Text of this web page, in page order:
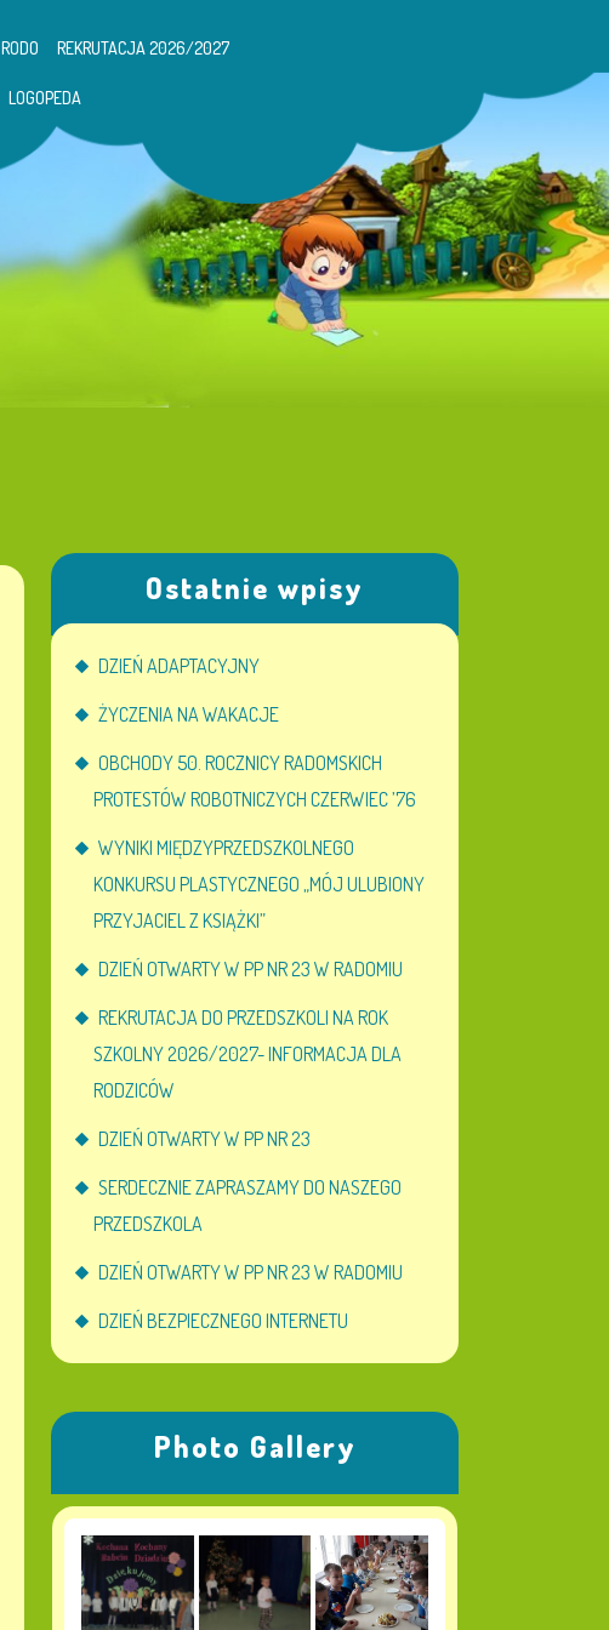
RODO REKRUTACJA 2026/2027
LOGOPEDA
Ostatnie wpisy
DZIEŃ ADAPTACYJNY
ŻYCZENIA NA WAKACJE
OBCHODY 50. ROCZNICY RADOMSKICH
PROTESTÓW ROBOTNICZYCH CZERWIEC ’76
WYNIKI MIĘDZYPRZEDSZKOLNEGO
KONKURSU PLASTYCZNEGO „MÓJ ULUBIONY
PRZYJACIEL Z KSIĄŻKI”
DZIEŃ OTWARTY W PP NR 23 W RADOMIU
REKRUTACJA DO PRZEDSZKOLI NA ROK
SZKOLNY 2026/2027- INFORMACJA DLA
RODZICÓW
DZIEŃ OTWARTY W PP NR 23
SERDECZNIE ZAPRASZAMY DO NASZEGO
PRZEDSZKOLA
DZIEŃ OTWARTY W PP NR 23 W RADOMIU
DZIEŃ BEZPIECZNEGO INTERNETU
Photo Gallery